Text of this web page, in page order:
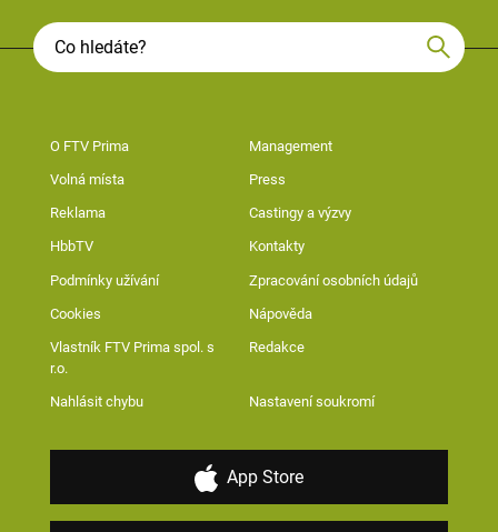
O FTV Prima Management
Volná místa Press
Reklama Castingy a výzvy
HbbTV Kontakty
Podmínky užívání Zpracování osobních údajů
Cookies Nápověda
Vlastník FTV Prima spol. s
r.o.
Redakce
Nahlásit chybu Nastavení soukromí
App Store